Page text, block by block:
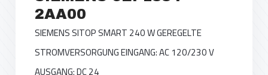
2AA00
SIEMENS SITOP SMART 240 W GEREGELTE
STROMVERSORGUNG EINGANG: AC 120/230 V